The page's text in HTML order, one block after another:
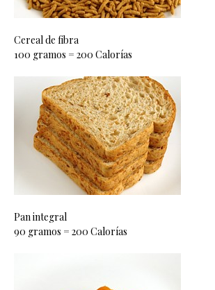
Cereal de fibra
100 gramos = 200 Calorías
Pan integral
90 gramos = 200 Calorías